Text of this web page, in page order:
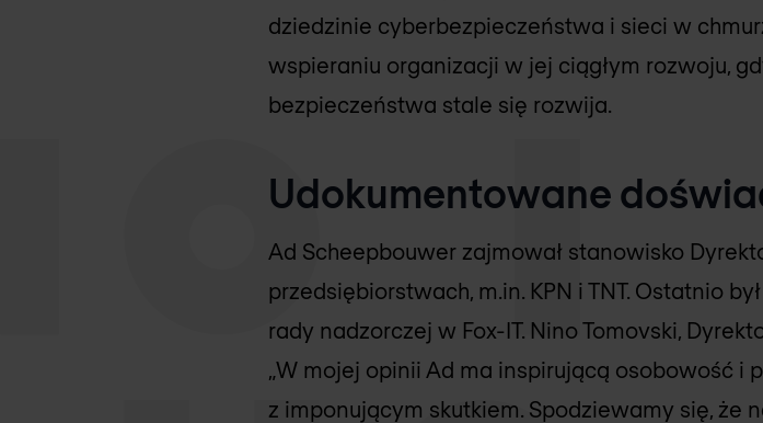
dziedzinie cyberbezpieczeństwa i sieci w
wspieraniu organizacji w jej ciągłym rozwoju,
bezpieczeństwa stale się rozwija.
Udokumentowane
Ad Scheepbouwer zajmował stanowisko
przedsiębiorstwach, m.in. KPN i TNT. Ostatnio
rady nadzorczej w Fox-IT. Nino Tomovski,
„W mojej opinii Ad ma inspirującą osobowość
z imponującym skutkiem. Spodziewamy się, że